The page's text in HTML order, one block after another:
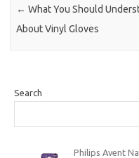
← What You Should
About Vinyl Gloves
Search
Philips Avent